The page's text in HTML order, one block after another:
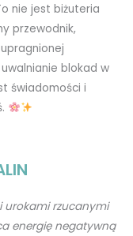
nie jest biżuteria
przewodnik,
blokad w
świadomości i
urokami rzucanymi
energię negatywną